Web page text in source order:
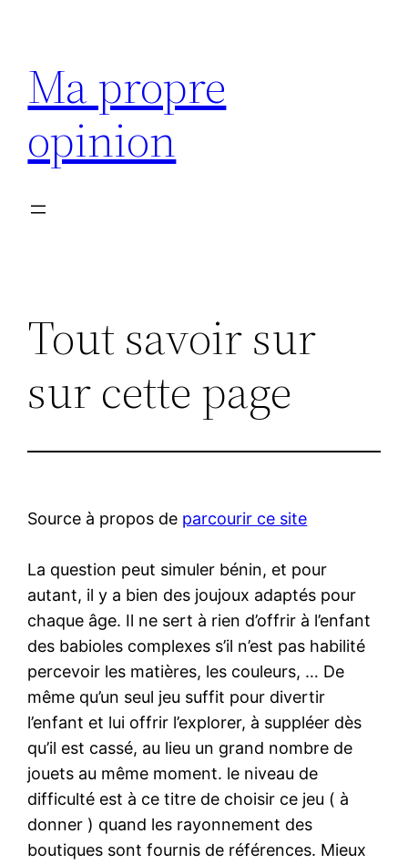
contenu
Ma propre
opinion
Tout savoir sur
sur cette page
Source à propos de parcourir ce site
La question peut simuler bénin, et pour
autant, il y a bien des joujoux adaptés pour
chaque âge. Il ne sert à rien d’offrir à l’enfant
des babioles complexes s’il n’est pas habilité
percevoir les matières, les couleurs, … De
même qu’un seul jeu suffit pour divertir
l’enfant et lui offrir l’explorer, à suppléer dès
qu’il est cassé, au lieu un grand nombre de
jouets au même moment. le niveau de
difficulté est à ce titre de choisir ce jeu ( à
donner ) quand les rayonnement des
boutiques sont fournis de références. Mieux